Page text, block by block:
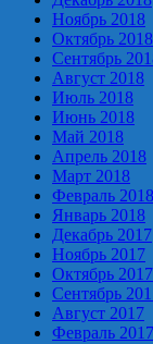
Ноябрь 2018
Октябрь 2018
Сентябрь
Август 2018
Июль 2018
Июнь 2018
Май 2018
Апрель 2018
Март 2018
Февраль 2018
Январь 2018
Декабрь 2017
Ноябрь 2017
Октябрь 2017
Сентябрь
Август 2017
Февраль 2017